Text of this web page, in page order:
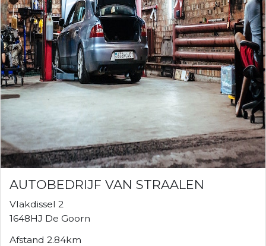
AUTOBEDRIJF VAN STRAALEN
Vlakdissel 2
1648HJ De Goorn
Afstand 2.84km